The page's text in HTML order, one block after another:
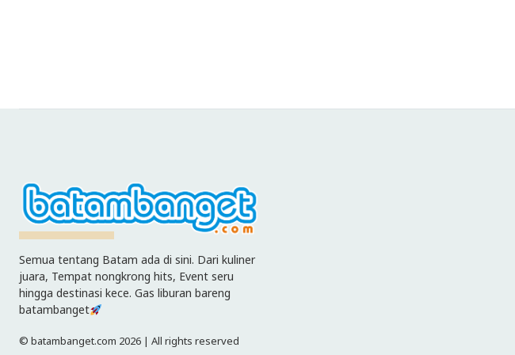
Semua tentang Batam ada di sini. Dari kuliner
juara, Tempat nongkrong hits, Event seru
hingga destinasi kece. Gas liburan bareng
batambanget
© batambanget.com 2026 | All rights reserved